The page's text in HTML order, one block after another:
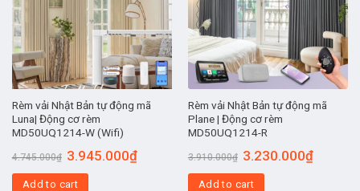
Rèm vải Nhật Bản tự động mã
Luna| Động cơ rèm
MD50UQ1214-W (Wifi)
4.745.000₫ 3.945.000₫
Add to cart
Rèm vải Nhật Bản tự động mã
Plane | Động cơ rèm
MD50UQ1214-R
3.910.000₫ 3.230.000₫
Add to cart